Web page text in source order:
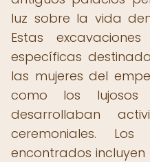
luz sobre la vida
Estas
específicas
las mujeres del
como los lujosos
desarrollaban
ceremoniales. Los
encontrados